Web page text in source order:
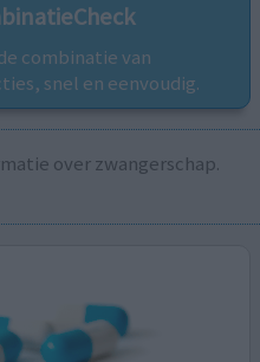
combinatie van
snel en eenvoudig.
over zwangerschap.